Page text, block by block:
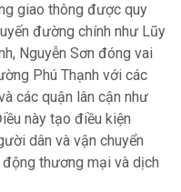
giao thông được quy
đường chính như Lũy
Nguyễn Sơn đóng vai
Phú Thạnh với các
các quận lân cận như
này tạo điều kiện
dân và vận chuyển
thương mại và dịch